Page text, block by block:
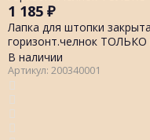
1 185 ₽
Лапка для штопки
горизонт.челнок
В наличии
Артикул: 200340001